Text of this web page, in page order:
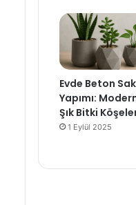
Evde Beton
Yapımı:
Şık Bitki
1 Eylül 2025